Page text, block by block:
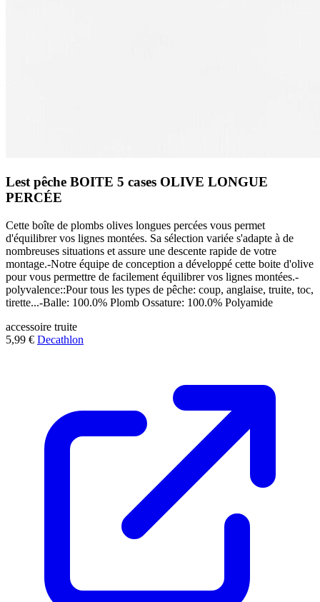
Lest pêche BOITE 5 cases OLIVE LONGUE
PERCÉE
Cette boîte de plombs olives longues percées vous permet
d'équilibrer vos lignes montées. Sa sélection variée s'adapte à de
nombreuses situations et assure une descente rapide de votre
montage.-Notre équipe de conception a développé cette boite d'olive
pour vous permettre de facilement équilibrer vos lignes montées.-
polyvalence::Pour tous les types de pêche: coup, anglaise, truite, toc,
tirette...-Balle: 100.0% Plomb Ossature: 100.0% Polyamide
accessoire truite
5,99 € Decathlon